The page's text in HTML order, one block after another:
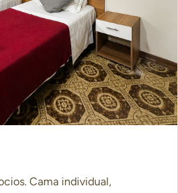
Cama individual,